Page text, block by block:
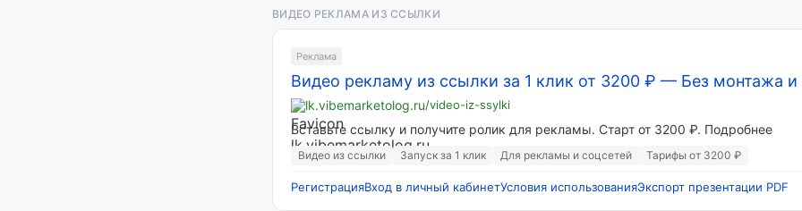
ВИДЕО РЕКЛАМА ИЗ ССЫЛКИ
Реклама
Видео рекламу из ссылки за 1 клик от 3200 ₽ — Без монтажа
lk.vibemarketolog.ru/video-iz-ssylki
Вставьте ссылку и получите ролик для рекламы. Старт от 3200 ₽. Подробнее
Видео из ссылки Запуск за 1 клик Для рекламы и соцсетей Тарифы от 3200 ₽
РегистрацияВход в личный кабинетУсловия использованияЭкспорт презентации PDF